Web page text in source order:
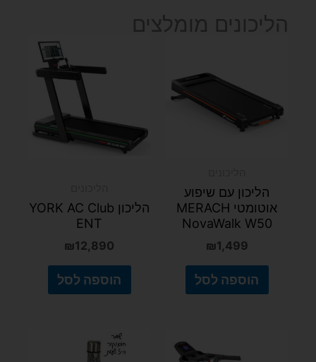
הליכונים מומלצים
הליכון עם שיפוע
אוטומטי MERACH
NovaWalk W50
₪1,499
הוספה לסל
הליכון YORK AC Club
ENT
₪12,890
הוספה לסל